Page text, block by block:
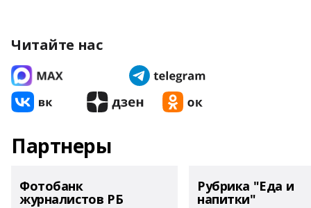
Читайте нас
Партнеры
Фотобанк
журналистов РБ
Рубрика "Еда и
напитки"